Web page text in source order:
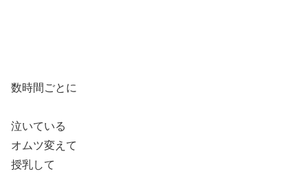
数時間ごとに
泣いている
オムツ変えて
授乳して